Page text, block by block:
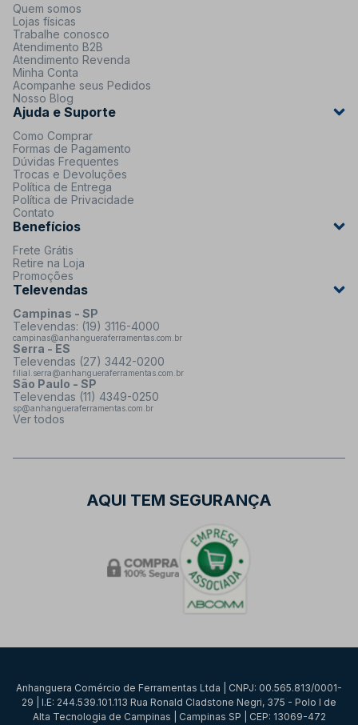
Quem somos
Lojas físicas
Trabalhe conosco
Atendimento B2B
Atendimento Revenda
Minha Conta
Acompanhe seus Pedidos
Nosso Blog
Ajuda e Suporte
Como Comprar
Formas de Pagamento
Dúvidas Frequentes
Trocas e Devoluções
Política de Entrega
Política de Privacidade
Contato
Benefícios
Frete Grátis
Retire na Loja
Promoções
Televendas
Campinas - SP
Televendas: (19) 3116-4000
campinas@anhangueraferramentas.com.br
Serra - ES
Televendas (27) 3442-0200
filial.serra@anhangueraferramentas.com.br
São Paulo - SP
Televendas (11) 4349-0250
sp@anhangueraferramentas.com.br
Ver todos
AQUI TEM SEGURANÇA
Anhanguera Comércio de Ferramentas Ltda | CNPJ: 00.565.813/0001-
29 | I.E: 244.539.101.113 Rua Ronald Cladstone Negri, 375 - Polo I de
Alta Tecnologia de Campinas | Campinas SP | CEP: 13069-472